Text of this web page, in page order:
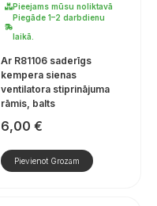
Pieejams mūsu noliktavā
Piegāde 1–2 darbdienu
laikā.
Ar R81106 saderīgs
kempera sienas
ventilatora stiprinājuma
rāmis, balts
6,00 €
Pievienot Grozam